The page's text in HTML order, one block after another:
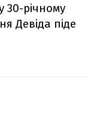
30-річному
Девіда піде